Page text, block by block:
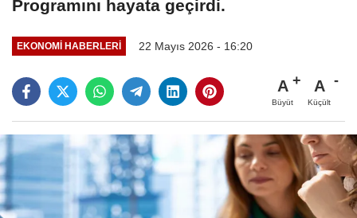
Programını hayata geçirdi.
EKONOMI HABERLERI 22 Mayıs 2026 - 16:20
A
Büyüt
A
Küçült